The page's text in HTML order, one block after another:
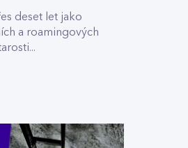
deset let jako
a roamingových